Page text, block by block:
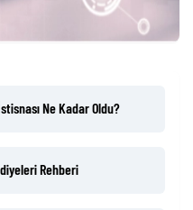
Ne Kadar Oldu?
Rehberi